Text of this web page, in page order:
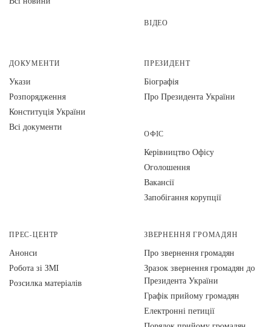
ВІДЕО
ДОКУМЕНТИ
Укази
Розпорядження
Конституція України
Всі документи
ПРЕЗИДЕНТ
Біографія
Про Президента України
ОФІС
Керівництво Офісу
Оголошення
Вакансії
Запобігання корупції
ПРЕС-ЦЕНТР
Анонси
Робота зі ЗМІ
Розсилка матеріалів
ЗВЕРНЕННЯ ГРОМАДЯН
Про звернення громадян
Зразок звернення громадян до
Президента України
Графік прийому громадян
Електронні петиції